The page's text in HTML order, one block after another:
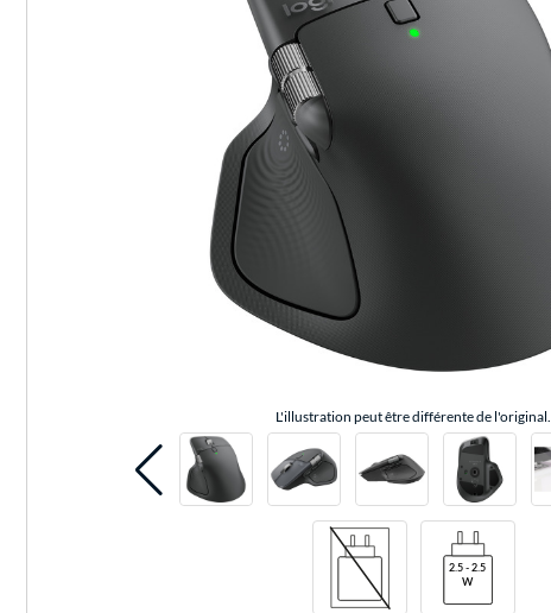
L'illustration peut être différente de l'original.